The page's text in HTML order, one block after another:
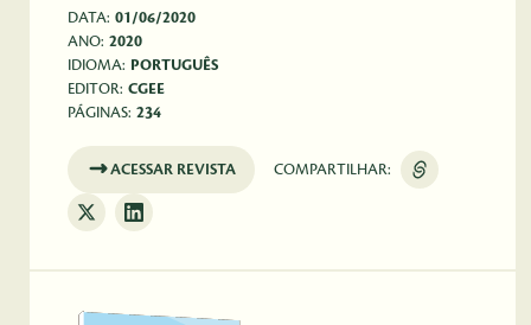
DATA: 01/06/2020
ANO: 2020
IDIOMA: PORTUGUÊS
EDITOR: CGEE
PÁGINAS: 234
ACESSAR REVISTA COMPARTILHAR: